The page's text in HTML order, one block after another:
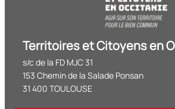
Territoires et Citoyens en
s/c de la FD MJC 31
153 Chemin de la Salade Ponsan
31 400 TOULOUSE